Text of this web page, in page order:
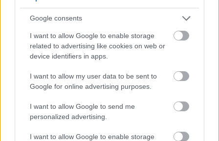
Google consents
I want to allow Google to enable storage
related to advertising like cookies on web or
device identifiers in apps.
I want to allow my user data to be sent to
Google for online advertising purposes.
I want to allow Google to send me
personalized advertising.
I want to allow Google to enable storage
ξεκουράζεστε. Κάντε μια μέτριας έντασης
δραστηριότητα, αλλά όχι εξαντλητική.
Ακολουθήστε μια ισορροπημένη
διατροφή
Το να γεμίζετε το πιάτο σας με υγιεινές διατροφικές
άμυνα ενάντια σε μια σειρά από καρκίνους,
συμπεριλαμβανομένου του καρκίνου του μαστού.
Αυτό σημαίνει ότι το καθημερινό σας μενού